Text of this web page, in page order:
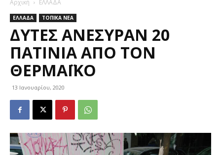
Αρχική ΕΛΛΑΔΑ
ΕΛΛΑΔΑ ΤΟΠΙΚΑ ΝΕΑ
ΔΎΤΕΣ ΑΝΈΣΥΡΑΝ 20
ΠΑΤΊΝΙΑ ΑΠΌ ΤΟΝ
ΘΕΡΜΑΪΚΌ
13 Ιανουαρίου, 2020